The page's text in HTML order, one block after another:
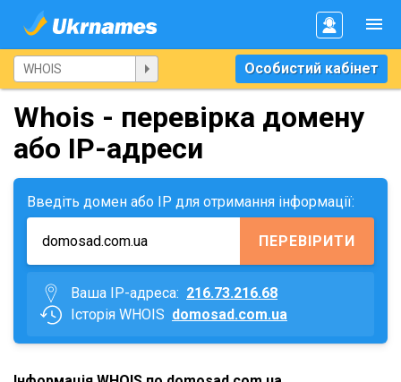
Особистий кабінет
Whois - перевірка домену
або IP-адреси
Введіть домен або IP для отримання інформації:
ПЕРЕВІРИТИ
Ваша IP-адреса: 216.73.216.68
Історія WHOIS domosad.com.ua